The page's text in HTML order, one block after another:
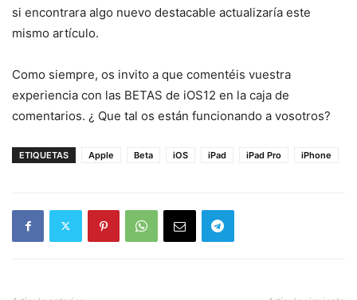
si encontrara algo nuevo destacable actualizaría este
mismo artículo.
Como siempre, os invito a que comentéis vuestra
experiencia con las BETAS de iOS12 en la caja de
comentarios. ¿ Que tal os están funcionando a vosotros?
ETIQUETAS Apple Beta iOS iPad iPad Pro iPhone